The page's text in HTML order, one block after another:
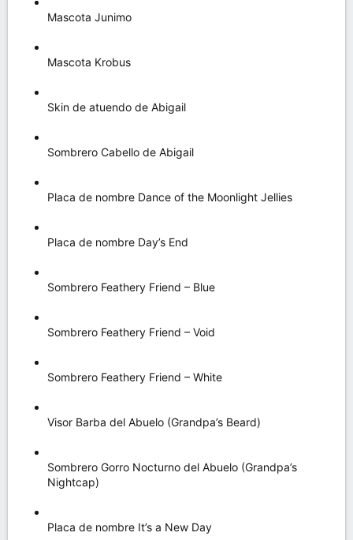
Mascota Junimo
Mascota Krobus
Skin de atuendo de Abigail
Sombrero Cabello de Abigail
Placa de nombre Dance of the Moonlight Jellies
Placa de nombre Day’s End
Sombrero Feathery Friend – Blue
Sombrero Feathery Friend – Void
Sombrero Feathery Friend – White
Visor Barba del Abuelo (Grandpa’s Beard)
Sombrero Gorro Nocturno del Abuelo (Grandpa’s
Nightcap)
Placa de nombre It’s a New Day